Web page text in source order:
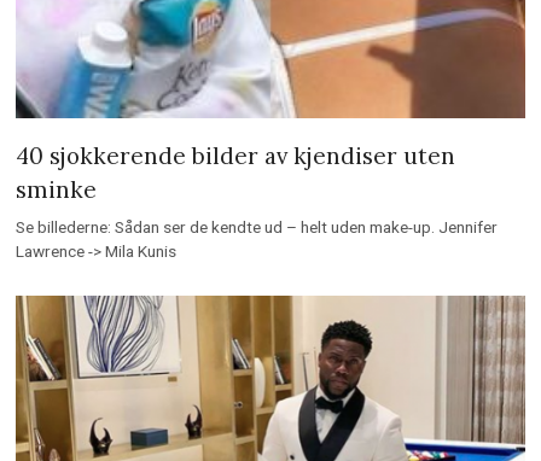
40 sjokkerende bilder av kjendiser uten
sminke
Se billederne: Sådan ser de kendte ud – helt uden make-up. Jennifer
Lawrence -> Mila Kunis